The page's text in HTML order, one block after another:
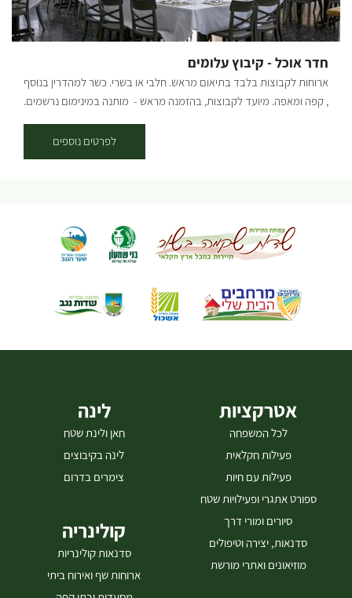
חדר אוכל - קיבוץ עלומים
ארוחות לקבוצות בלבד בתיאום מראש. חלבי או בשרי. כשר למהדרין בנוסף
, קפה ומאפה. מיועד לקבוצות, בהזמנה מראש - מותנה במינימום נרשמים.
לפרטים נוספים
אטרקציות
לכל המשפחה
פעילות חקלאית
פעילות עם חיות
ספורט אתגרי ופעילויות שטח
סיורים ומורי דרך
סדנאות, יצירה וטיפולים
מוזיאונים ואתרי מורשת
לינה
חאן ולינת שטח
לינה בקיבוצים
צימרים בדרום
קולינריה
סדנאות קולינריות
ארוחות שף ואירוח ביתי